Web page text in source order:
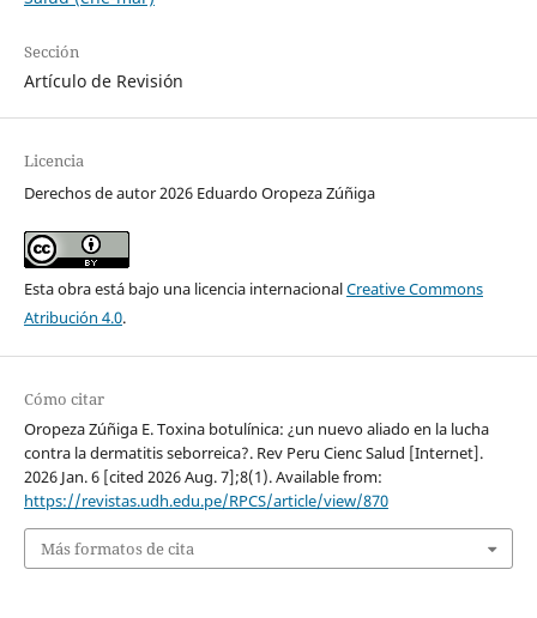
Sección
Artículo de Revisión
Licencia
Derechos de autor 2026 Eduardo Oropeza Zúñiga
Esta obra está bajo una licencia internacionalCreative Commons
Atribución 4.0.
Cómo citar
Oropeza Zúñiga E. Toxina botulínica: ¿un nuevo aliado en la lucha
contra la dermatitis seborreica?. Rev Peru Cienc Salud [Internet].
2026 Jan. 6 [cited 2026 Aug. 7];8(1). Available from:
https://revistas.udh.edu.pe/RPCS/article/view/870
Más formatos de cita